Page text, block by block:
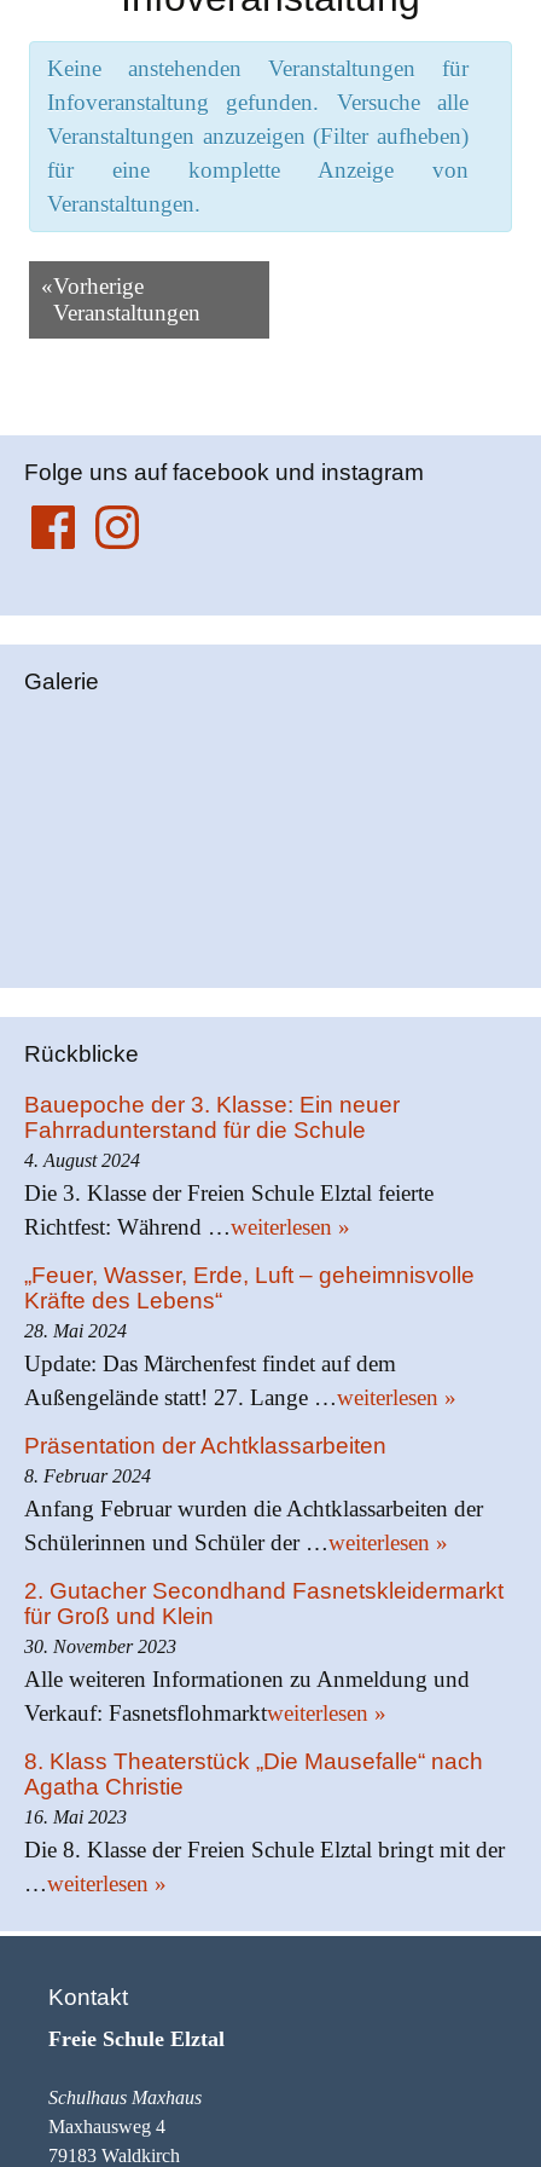
Keine anstehenden Veranstaltungen für
Infoveranstaltung gefunden. Versuche alle
Veranstaltungen anzuzeigen (Filter aufheben)
für eine komplette Anzeige von
Veranstaltungen.
Veranstaltungen
Listen
«Vorherige
Veranstaltungen
Folge uns auf facebook und instagram
FacebookInstagram
Galerie
Rückblicke
Bauepoche der 3. Klasse: Ein neuer
Fahrradunterstand für die Schule
4. August 2024
Die 3. Klasse der Freien Schule Elztal feierte
Richtfest: Während …weiterlesen »
„Feuer, Wasser, Erde, Luft – geheimnisvolle
Kräfte des Lebens“
28. Mai 2024
Update: Das Märchenfest findet auf dem
Außengelände statt! 27. Lange …weiterlesen »
Präsentation der Achtklassarbeiten
8. Februar 2024
Anfang Februar wurden die Achtklassarbeiten der
Schülerinnen und Schüler der …weiterlesen »
2. Gutacher Secondhand Fasnetskleidermarkt
für Groß und Klein
30. November 2023
Alle weiteren Informationen zu Anmeldung und
Verkauf: Fasnetsflohmarktweiterlesen »
8. Klass Theaterstück „Die Mausefalle“ nach
Agatha Christie
16. Mai 2023
Die 8. Klasse der Freien Schule Elztal bringt mit der
…weiterlesen »
Kontakt
Freie Schule Elztal
Schulhaus Maxhaus
Maxhausweg 4
79183 Waldkirch